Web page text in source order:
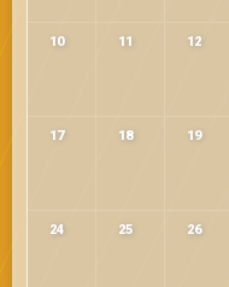
10 11 12
17 18 19
24 25 26